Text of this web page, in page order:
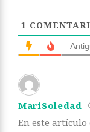
1
MariSoledad
En este